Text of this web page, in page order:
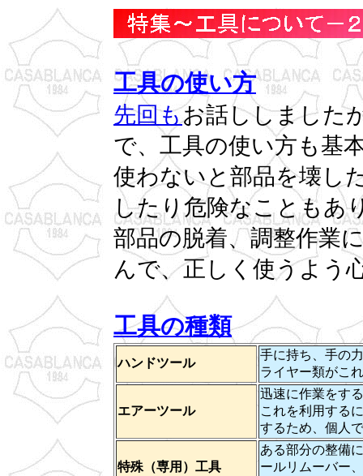
工具の使い方
先回もお話ししました
で、工具の使い方も基
使わないと部品を壊し
したり危険なこともあ
部品の脱着、調整作業
んで、正しく使うよう
工具の種類
ハンドツール
手に持ち、手の
ライヤー類がこ
エアーツール
迅速に作業をす
これを利用する
するため、個人
特殊（専用）工具
ある部分の整備
ールリムーバー